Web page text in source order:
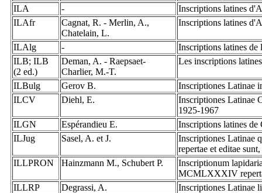
ILA
-
Inscriptions latines
ILAfr
Cagnat, R. - Merlin, A.,
Chatelain, L.
Inscriptions latines
ILAlg -
Inscriptions latines
ILB; ILB
(2 ed.)
Deman, A. - Raepsaet-
Charlier, M.-T.
Les inscriptions
ILBulg Gerov B.
Inscriptiones Latinae
ILCV
Diehl, E.
Inscriptiones Latinae
1925-1967
ILGN
Espérandieu E.
Inscriptions latines de
ILJug
Sasel, A. et J.
Inscriptiones Latinae
repertae et editae
ILLPRON
Hainzmann M., Schubert P.
Inscriptionum
MCMLXXXIV
ILLRP
Degrassi, A.
Inscriptiones Latinae